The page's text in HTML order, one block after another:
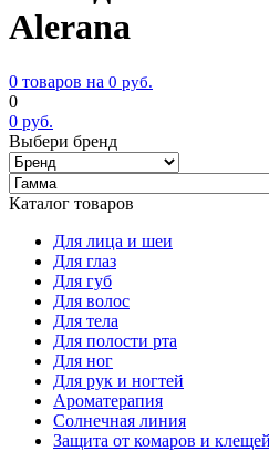
Alerana
0 товаров на 0 руб.
0
0 руб.
Выбери бренд
Каталог товаров
Для лица и шеи
Для глаз
Для губ
Для волос
Для тела
Для полости рта
Для ног
Для рук и ногтей
Ароматерапия
Солнечная линия
Защита от комаров и клещей